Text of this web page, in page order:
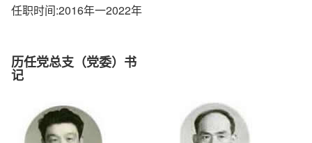
任职时间:2016年一2022年
历任党总支（党委）书
记